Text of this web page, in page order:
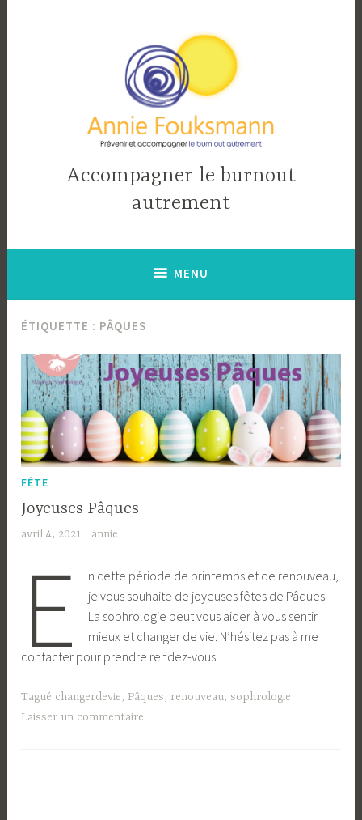
Accompagner le burnout
autrement
MENU
ÉTIQUETTE : PÂQUES
FÊTE
Joyeuses Pâques
avril 4, 2021 annie
E
n cette période de printemps et de renouveau,
je vous souhaite de joyeuses fêtes de Pâques.
La sophrologie peut vous aider à vous sentir
mieux et changer de vie. N’hésitez pas à me
contacter pour prendre rendez-vous.
Tagué changerdevie, Pâques, renouveau,sophrologie
Laisser un commentaire